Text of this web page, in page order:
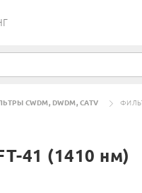
CWDM, DWDM, CATV
41 (1410 нм)